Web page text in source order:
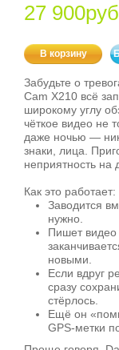
27
В корзину
Забудьте о
Cam X210 всё
широкому углу
чёткое видео не
даже ночью —
знаки, лица.
неприятность на
Как это работает:
Заводится
нужно.
Пишет видео
новыми.
Если вдруг
сразу
стёрлось.
Ещё он
GPS‑метки